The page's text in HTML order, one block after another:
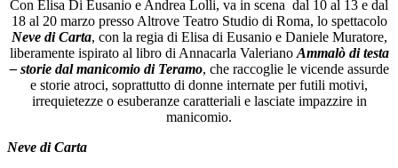
Con Elisa Di Eusanio e Andrea Lolli, va in scena dal 10 al 13 e dal
18 al 20 marzo presso Altrove Teatro Studio di Roma, lo spettacolo
Neve di Carta, con la regia di Elisa di Eusanio e Daniele Muratore,
liberamente ispirato al libro di Annacarla Valeriano Ammalò di testa
– storie dal manicomio di Teramo, che raccoglie le vicende assurde
e storie atroci, soprattutto di donne internate per futili motivi,
irrequietezze o esuberanze caratteriali e lasciate impazzire in
manicomio.
Neve di Carta